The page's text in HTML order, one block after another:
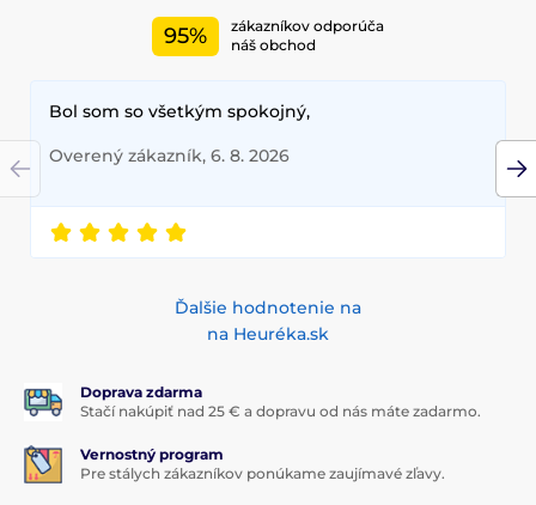
95%
zákazníkov odporúča
náš obchod
Bol som so všetkým spokojný,
Overený zákazník, 6. 8. 2026
Ďalšie hodnotenie na
na Heuréka.sk
Doprava zdarma
Stačí nakúpiť nad 25 € a dopravu od nás máte zadarmo.
Vernostný program
Pre stálych zákazníkov ponúkame zaujímavé zľavy.